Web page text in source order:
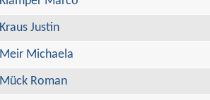
Kraus Justin
Meir Michaela
Mück Roman